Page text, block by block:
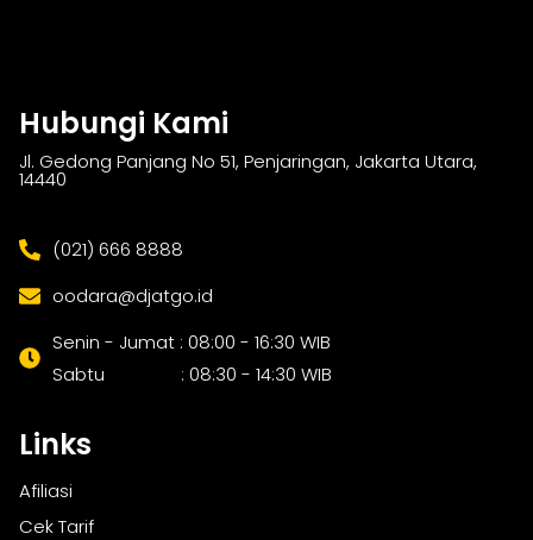
Hubungi Kami
Jl. Gedong Panjang No 51, Penjaringan, Jakarta Utara,
14440
(021) 666 8888
oodara@djatgo.id
Senin - Jumat : 08:00 - 16:30 WIB
Sabtu : 08:30 - 14:30 WIB
Links
Afiliasi
Cek Tarif